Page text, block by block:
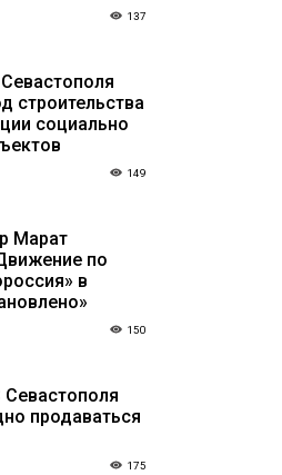
137
строительства
социально
149
Марат
по
в
150
продаваться
175